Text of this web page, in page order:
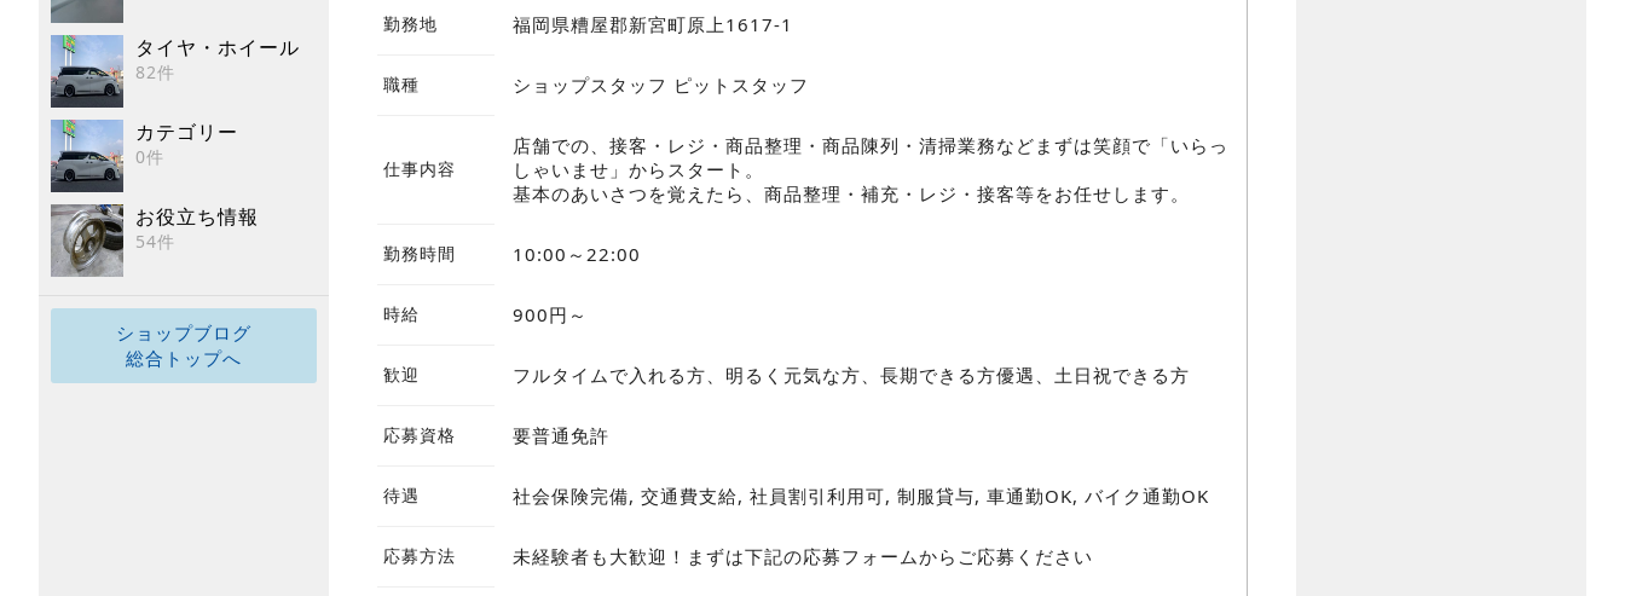
タイヤ・ホイール
82件
カテゴリー
0件
お役立ち情報
54件
ショップブログ
総合トップへ
勤務地 福岡県糟屋郡新宮町原上1617-1
職種 ショップスタッフ ピットスタッフ
仕事内容
店舗での、接客・レジ・商品整理・商品陳列・清掃業務などまずは笑顔で「いらっ
しゃいませ」からスタート。
基本のあいさつを覚えたら、商品整理・補充・レジ・接客等をお任せします。
勤務時間 10:00～22:00
時給 900円～
歓迎 フルタイムで入れる方、明るく元気な方、長期できる方優遇、土日祝できる方
応募資格 要普通免許
待遇 社会保険完備, 交通費支給, 社員割引利用可, 制服貸与, 車通勤OK, バイク通勤OK
応募方法 未経験者も大歓迎！まずは下記の応募フォームからご応募ください